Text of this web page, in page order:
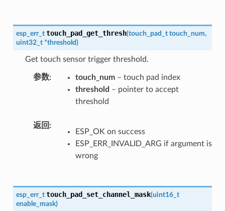
esp_err_t touch_pad_get_thresh(touch_pad_t touch_num,
uint32_t *threshold)
Get touch sensor trigger threshold.
参数 touch_num– touch pad index
threshold – pointer to accept
threshold
返回
ESP_OK on success
ESP_ERR_INVALID_ARG if argument is
wrong
esp_err_t touch_pad_set_channel_mask(uint16_t
enable_mask)